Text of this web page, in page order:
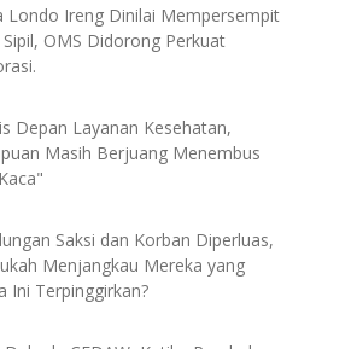
Londo Ireng Dinilai Mempersempit
Sipil, OMS Didorong Perkuat
Depan Layanan Kesehatan,
Masih Berjuang Menembus
Saksi dan Korban Diperluas,
Menjangkau Mereka yang
Ini Terpinggirkan?